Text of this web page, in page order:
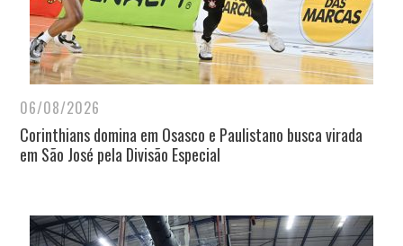
06/08/2026
Corinthians domina em Osasco e Paulistano busca virada
em São José pela Divisão Especial